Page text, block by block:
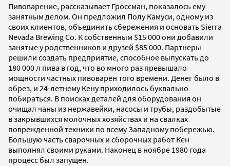
Пивоварение, рассказывает Гроссман, показалось ему
занятным делом. Он предложил Полу Камуси, одному из
своих клиентов, объединить сбережения и основать Sierra
Nevada Brewing Co. К собственным $15 000 они добавили
занятые у родственников и друзей $85 000. Партнеры
решили создать предприятие, способное выпускать до
180 000 л пива в год, что во много раз превышало
мощности частных пивоварен того времени. Денег было в
обрез, и 24-летнему Кену приходилось буквально
побираться. В поисках деталей для оборудования он
очищал чаны из нержавейки, насосы и трубы, раздобытые
в закрывшихся молочных хозяйствах и на свалках
поврежденной техники по всему Западному побережью.
Большую часть сварочных и сборочных работ Кен
выполнял своими руками. Наконец в ноябре 1980 года
процесс был запущен.